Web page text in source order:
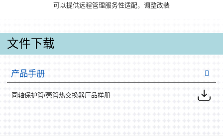
可以提供远程管理服务性适配，调整改装
文件下载
产品手册
同轴保护管/壳管热交换器厂品样册